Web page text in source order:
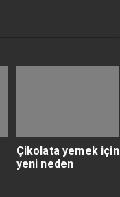
Çikolata yemek için
yeni neden